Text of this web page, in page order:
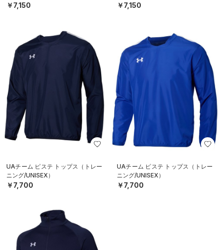
￥7,150 ￥7,150
UAチーム ピステ トップス（トレー
ニング/UNISEX）
￥7,700
UAチーム ピステ トップス（トレー
ニング/UNISEX）
￥7,700